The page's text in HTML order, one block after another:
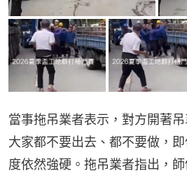
當事拖吊業者表示，對方開著
大家都不要出去、都不要做，
度依然強硬。拖吊業者指出，